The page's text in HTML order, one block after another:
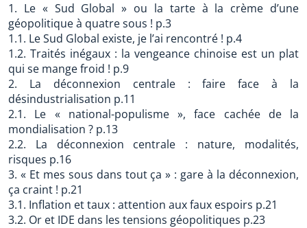
1. Le « Sud Global » ou la tarte à la crème d’une
géopolitique à quatre sous ! p.3
1.1. Le Sud Global existe, je l’ai rencontré ! p.4
1.2. Traités inégaux : la vengeance chinoise est un plat
qui se mange froid ! p.9
2. La déconnexion centrale : faire face à la
désindustrialisation p.11
2.1. Le « national-populisme », face cachée de la
mondialisation ? p.13
2.2. La déconnexion centrale : nature, modalités,
risques p.16
3. « Et mes sous dans tout ça » : gare à la déconnexion,
ça craint ! p.21
3.1. Inflation et taux : attention aux faux espoirs p.21
3.2. Or et IDE dans les tensions géopolitiques p.23